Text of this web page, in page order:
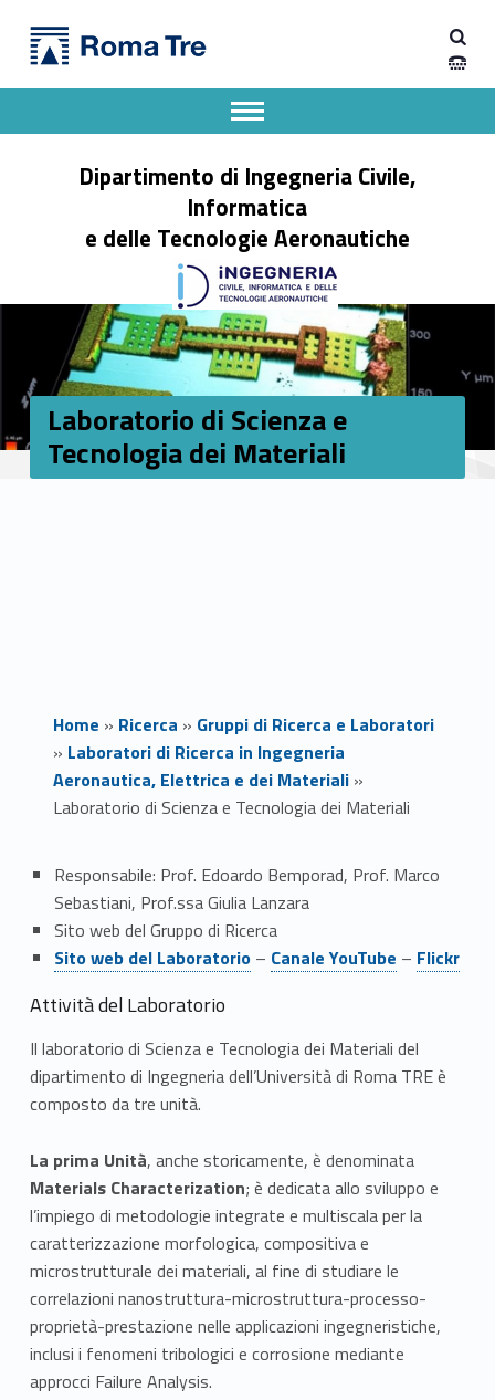
Laboratorio di Scienza e Tecnologia dei Materiali - Dipartimento di Ingegneria Civile, Informatica e delle Tecnologie Aeronautiche
Dipartimento di Ingegneria Civile,
Informatica
e delle Tecnologie Aeronautiche
Apri il menu secondario
Header info sidebar
Laboratorio di Scienza e
Tecnologia dei Materiali
Home » Ricerca » Gruppi di Ricerca e Laboratori
» Laboratori di Ricerca in Ingegneria
Aeronautica, Elettrica e dei Materiali»
Laboratorio di Scienza e Tecnologia dei Materiali
L
a
b
o
r
a
t
o
r
i
o
d
Responsabile: Prof. Edoardo Bemporad, Prof. Marco
Sebastiani, Prof.ssa Giulia Lanzara
Sito web del Gruppo di Ricerca
Link identifier #identifier__104815-1
Sito web del Laboratorio– Link identifier #identifier__104789-2
Canale YouTube – Link identifier #identifier__167586-3
Flickr
Attività del Laboratorio
Il laboratorio di Scienza e Tecnologia dei Materiali del
dipartimento di Ingegneria dell’Università di Roma TRE è
composto da tre unità.
La prima Unità, anche storicamente, è denominata
Materials Characterization; è dedicata allo sviluppo e
l’impiego di metodologie integrate e multiscala per la
caratterizzazione morfologica, compositiva e
microstrutturale dei materiali, al fine di studiare le
correlazioni nanostruttura-microstruttura-processo-
proprietà-prestazione nelle applicazioni ingegneristiche,
inclusi i fenomeni tribologici e corrosione mediante
approcci Failure Analysis.